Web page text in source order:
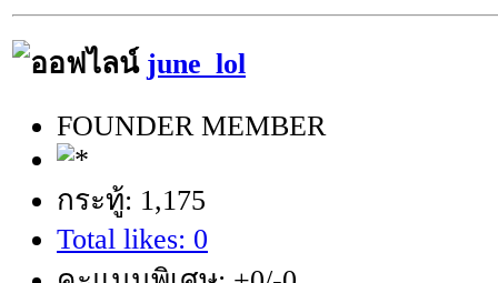
june_lol
FOUNDER MEMBER
กระทู้: 1,175
Total likes: 0